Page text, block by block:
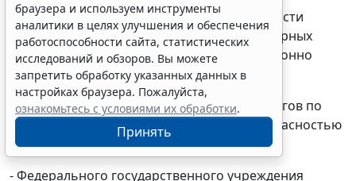
- Управления по регулированию безопасности
исследовательских ядерных установок, ядерных
энергетических установок судов и радиационно
опасных объектов;
- межрегиональных территориальных округов по
надзору за ядерной и радиационной безопасностью
Службы;
- Федерального государственного учреждения
браузера и используем инструменты
аналитики в целях улучшения и обеспечения
работоспособности сайта, статистических
исследований и обзоров. Вы можете
запретить обработку указанных данных в
настройках браузера. Пожалуйста,
ознакомьтесь с условиями их обработки.
Принять